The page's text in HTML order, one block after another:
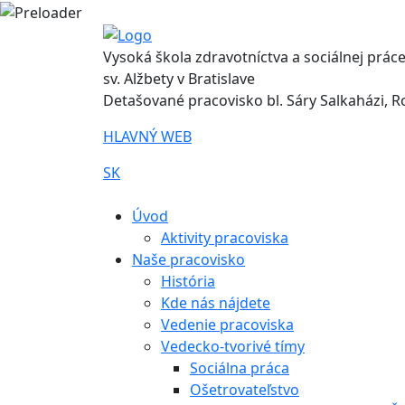
Vysoká škola zdravotníctva a sociálnej práce
sv. Alžbety v Bratislave
Detašované pracovisko bl. Sáry Salkaházi,
HLAVNÝ WEB
SK
Úvod
Aktivity pracoviska
Naše pracovisko
História
Kde nás nájdete
Vedenie pracoviska
Vedecko-tvorivé tímy
Sociálna práca
Ošetrovateľstvo